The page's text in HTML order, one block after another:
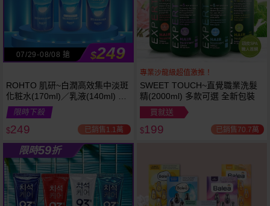
越多越
便宜
07/29-08/08 搶 $249
ROHTO 肌研~白潤高效集中淡斑
化粧水(170ml)／乳液(140ml) 款
式可選
限時下殺
$249 已銷售1.1萬
專業沙龍級超值激推！
SWEET TOUCH~直覺職業洗髮
精(2000ml) 多款可選 全新包裝
買就送
$199 已銷售70.7萬
限時59折